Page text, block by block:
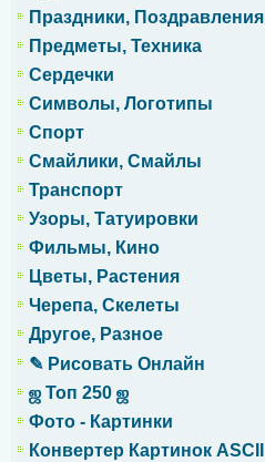
Праздники, Поздравления
Предметы, Техника
Сердечки
Символы, Логотипы
Спорт
Смайлики, Смайлы
Транспорт
Узоры, Татуировки
Фильмы, Кино
Цветы, Растения
Черепа, Скелеты
Другое, Разное
✎ Рисовать Онлайн
ஜ Топ 250 ஜ
Фото - Картинки
Конвертер Картинок ASCII